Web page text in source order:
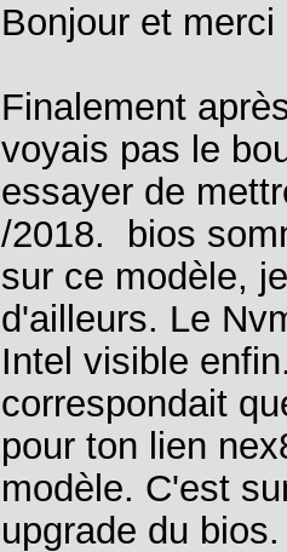
Bonjour et
Finalement
voyais pas le
essayer de
/2018. bios
sur ce modèle,
d'ailleurs. Le
Intel visible
correspondait
pour ton lien
modèle. C'est
upgrade du bios.